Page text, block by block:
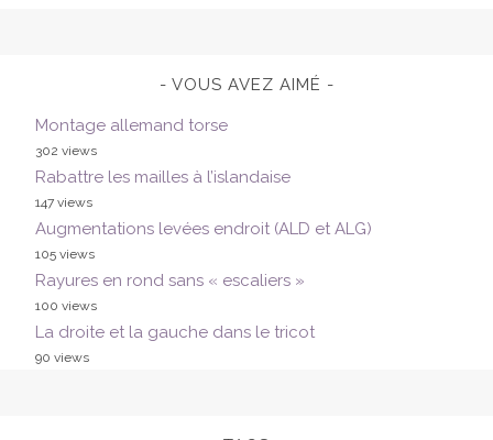
VOUS AVEZ AIMÉ
Montage allemand torse
302 views
Rabattre les mailles à l’islandaise
147 views
Augmentations levées endroit (ALD et ALG)
105 views
Rayures en rond sans « escaliers »
100 views
La droite et la gauche dans le tricot
90 views